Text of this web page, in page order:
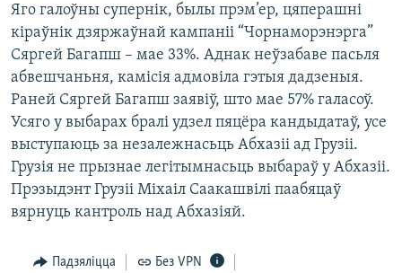
ПАЛІТВЯЗЬНІ
КУЛЬТУРА
КАЛЯНДАР
PREMIUM
МОВА
НА ХВАЛЯХ СВАБОДЫ
Усе сайты РС/РСЭ
Яго галоўны супернік, былы прэм’ер, цяперашні
кіраўнік дзяржаўнай кампаніі “Чорнаморэнэрга”
Сяргей Багапш – мае 33%. Аднак неўзабаве пасьля
абвешчаньня, камісія адмовіла гэтыя дадзеныя.
Раней Сяргей Багапш заявіў, што мае 57% галасоў.
Усяго у выбарах бралі удзел пяцёра кандыдатаў, усе
выступаюць за незалежнасьць Абхазіі ад Грузіі.
Грузія не прызнае легітымнасьць выбараў у Абхазіі.
Прэзыдэнт Грузіі Міхаіл Саакашвілі паабяцаў
вярнуць кантроль над Абхазіяй.
Падзяліцца Без VPN